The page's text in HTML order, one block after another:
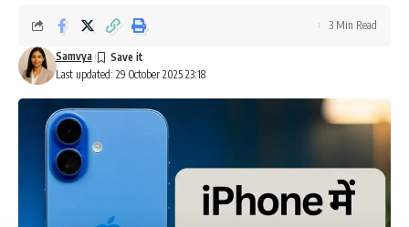
Last updated: 29 October 2025 23:18
Samvya
3 Min Read